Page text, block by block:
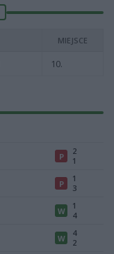
MIEJSCE
10.
P
2
1
P
1
3
W
1
4
W
4
2